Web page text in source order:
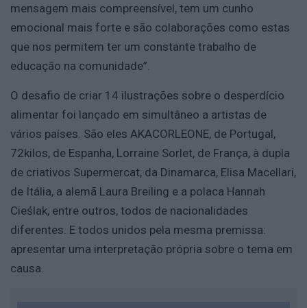
mensagem mais compreensível, tem um cunho
emocional mais forte e são colaborações como estas
que nos permitem ter um constante trabalho de
educação na comunidade”.
O desafio de criar 14 ilustrações sobre o desperdício
alimentar foi lançado em simultâneo a artistas de
vários países. São eles AKACORLEONE, de Portugal,
72kilos, de Espanha, Lorraine Sorlet, de França, à dupla
de criativos Supermercat, da Dinamarca, Elisa Macellari,
de Itália, a alemã Laura Breiling e a polaca Hannah
Cieślak, entre outros, todos de nacionalidades
diferentes. E todos unidos pela mesma premissa:
apresentar uma interpretação própria sobre o tema em
causa.